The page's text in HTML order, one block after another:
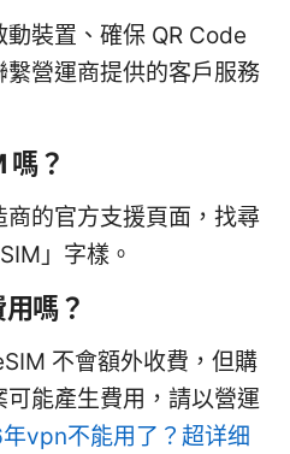
裝置、確保 QR Code
營運商提供的客戶服務
嗎？
的官方支援頁面，找尋
」字樣。
嗎？
不會額外收費，但購
能產生費用，請以營運
vpn不能用了？超详细